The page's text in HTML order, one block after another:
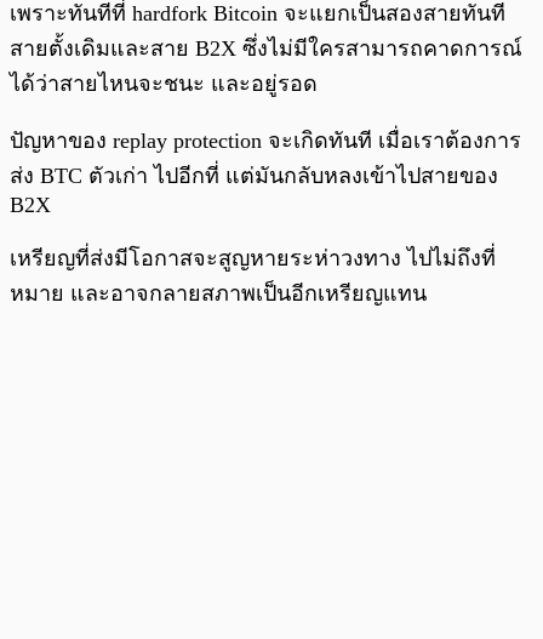
เพราะทันทีที่ hardfork Bitcoin จะแยกเป็นสองสายทันที
สายตั้งเดิมและสาย B2X ซึ่งไม่มีใครสามารถคาดการณ์
ได้ว่าสายไหนจะชนะ และอยู่รอด
ปัญหาของ replay protection จะเกิดทันที เมื่อเราต้องการ
ส่ง BTC ตัวเก่า ไปอีกที่ แต่มันกลับหลงเข้าไปสายของ
B2X
เหรียญที่ส่งมีโอกาสจะสูญหายระห่าวงทาง ไปไม่ถึงที่
หมาย และอาจกลายสภาพเป็นอีกเหรียญแทน